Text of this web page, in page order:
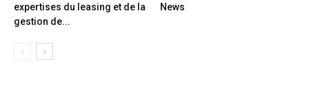
expertises du leasing et de la
gestion de...
News